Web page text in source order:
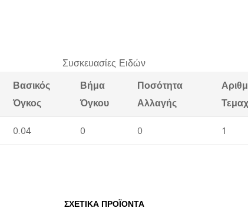
Συσκευασίες Ειδών
Βασικός
Όγκος
Βήμα
Όγκου
Ποσότητα
Αλλαγής
0.04 0 0 1
ΣΧΕΤΙΚΆ ΠΡΟΪΌΝΤΑ